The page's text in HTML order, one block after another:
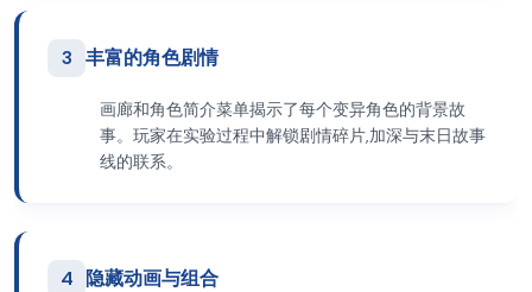
3 丰富的角色剧情
画廊和角色简介菜单揭示了每个变异角色的背景故
事。玩家在实验过程中解锁剧情碎片,加深与末日故事
线的联系。
4 隐藏动画与组合